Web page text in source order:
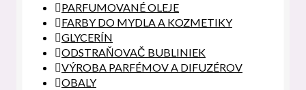
PARFUMOVANÉ OLEJE
FARBY DO MYDLA A KOZMETIKY
GLYCERÍN
ODSTRAŇOVAČ BUBLINIEK
VÝROBA PARFÉMOV A DIFUZÉROV
OBALY